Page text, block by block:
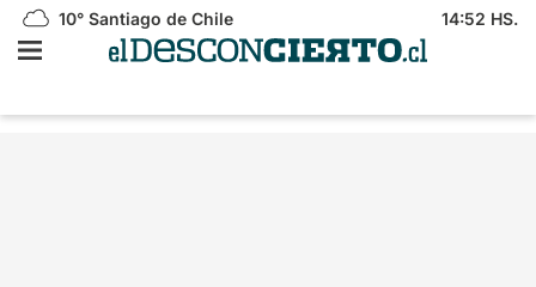
10° Santiago de Chile 14:52 HS.